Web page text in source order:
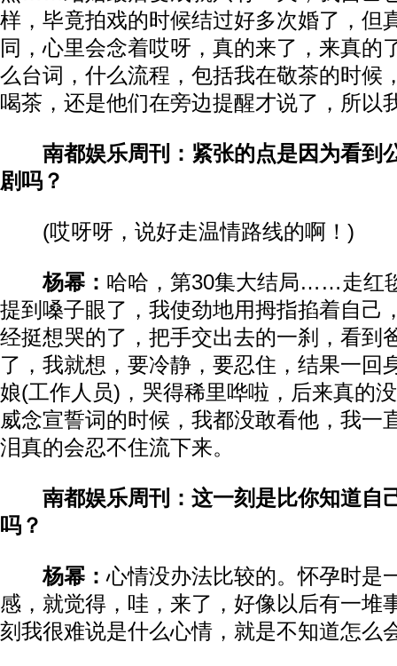
样，毕竟拍戏的时候结过好多次婚了，但
同，心里会念着哎呀，真的来了，来真的
么台词，什么流程，包括我在敬茶的时候
喝茶，还是他们在旁边提醒才说了，所以
南都娱乐周刊：紧张的点是因为看到
剧吗？
(哎呀呀，说好走温情路线的啊！)
杨幂： 哈哈，第30集大结局……走红
提到嗓子眼了，我使劲地用拇指掐着自己
经挺想哭的了，把手交出去的一刹，看到
了，我就想，要冷静，要忍住，结果一回
娘(工作人员)，哭得稀里哗啦，后来真的
威念宣誓词的时候，我都没敢看他，我一
泪真的会忍不住流下来。
南都娱乐周刊：这一刻是比你知道自
吗？
杨幂：心情没办法比较的。怀孕时是
感，就觉得，哇，来了，好像以后有一
刻我很难说是什么心情，就是不知道怎么